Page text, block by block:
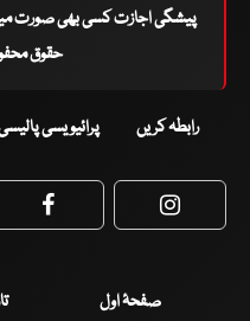
پیشگی اجازت کسی بھی صورت میں
حقوق
رابطہ کریں پرائیویسی
Facebook
صفحۂ اول